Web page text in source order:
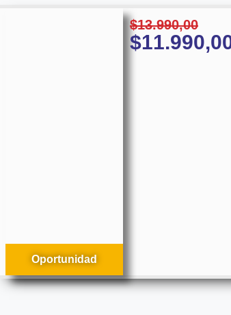
Oportunidad
$13.990,00
$